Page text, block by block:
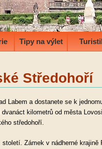
Tipy na výlet
Středohoří
Labem a dostanete se k
kilometrů od města
středohoří.
Zámek v nádherné krajině